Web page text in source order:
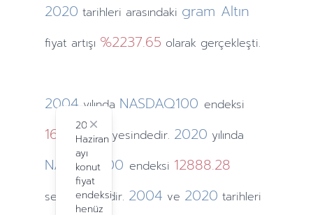
2020 tarihleri arasındaki gram Altın
fiyat artışı %2237.65 olarak gerçekleşti.
2024
Haziran
ayı
konut
fiyat
endeksi
henüz
Close
2004 yılında NASDAQ100 endeksi
1621.12seviyesindedir. 2020 yılında
NASDAQ100 endeksi 12888.28
seviyesindedir. 2004 ve 2020 tarihleri